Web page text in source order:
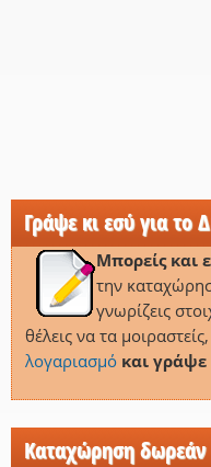
Γράψε κι εσύ για το
Μπορείς και
την
γνωρίζεις
θέλεις να τα μοιραστείς,
λογαριασμό και
Καταχώρηση δωρεάν